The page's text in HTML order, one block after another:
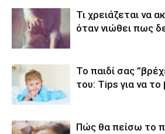
Τι χρειάζεται να
όταν νιώθει πως
Το παιδί σας
του: Tips για να
Πώς θα πείσω το